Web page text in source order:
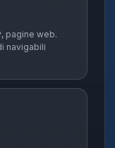
pagine web.
navigabili